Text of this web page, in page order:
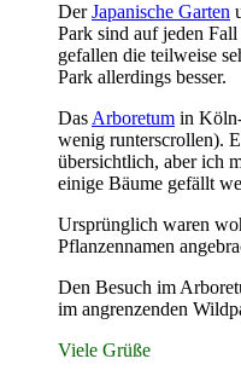
DerJapanische Garten
Park sind auf jeden
gefallen die teilweise
Park allerdings besser.
Das Arboretum in
wenig runterscrollen).
übersichtlich, aber ich
einige Bäume gefällt
Ursprünglich waren
Pflanzennamen
Den Besuch im
im angrenzenden
Viele Grüße